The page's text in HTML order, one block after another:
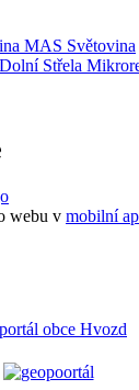
MAS Světovina
webu v mobilní
obce Hvozd